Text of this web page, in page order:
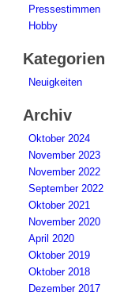
Pressestimmen
Hobby
Kategorien
Neuigkeiten
Archiv
Oktober 2024
November 2023
November 2022
September 2022
Oktober 2021
November 2020
April 2020
Oktober 2019
Oktober 2018
Dezember 2017